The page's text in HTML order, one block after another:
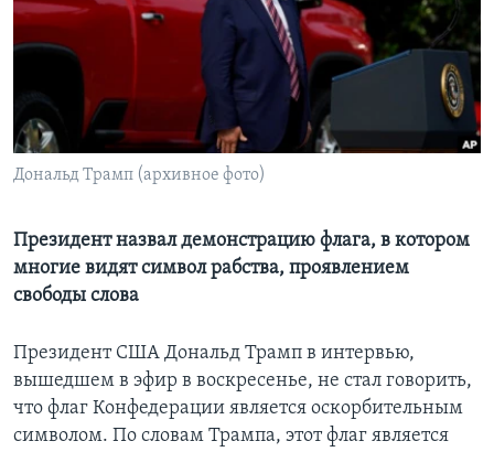
Learning English
СОЦИАЛЬНЫЕ СЕТИ
Дональд Трамп (архивное фото)
Президент назвал демонстрацию флага, в котором
многие видят символ рабства, проявлением
свободы слова
Президент США Дональд Трамп в интервью,
вышедшем в эфир в воскресенье, не стал говорить,
что флаг Конфедерации является оскорбительным
символом. По словам Трампа, этот флаг является